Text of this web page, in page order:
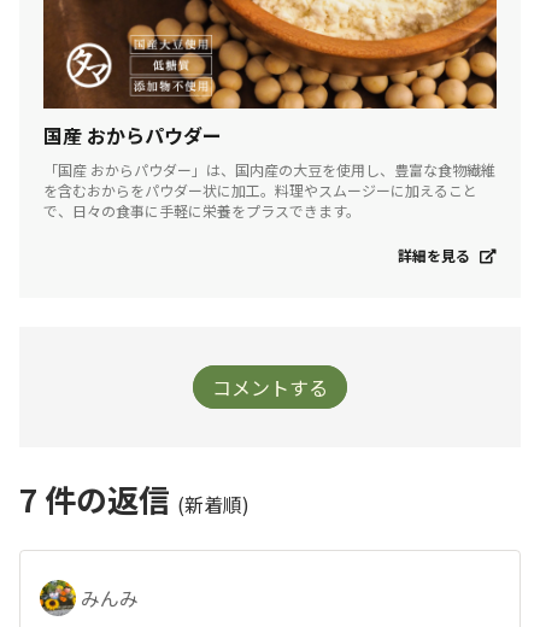
国産 おからパウダー
「国産 おからパウダー」は、国内産の大豆を使用し、豊富な食物繊維
を含むおからをパウダー状に加工。料理やスムージーに加えること
で、日々の食事に手軽に栄養をプラスできます。
詳細を見る
コメントする
7 件の返信 (新着順)
みんみ